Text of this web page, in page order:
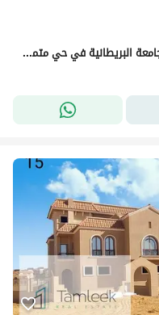
غرفتين نوم بمساحة 129 متر مربع بجوار الجامعة البريطانية في حي متميز ( المعادي فيو) مع إمكانية التقسيط حتى 7 سنوات